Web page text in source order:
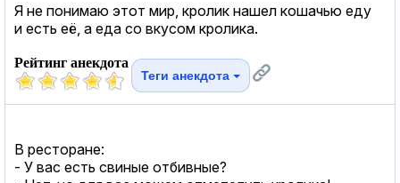
Я не понимаю этот мир, кролик нашел кошачью еду
и есть её, а еда со вкусом кролика.
Рейтинг анекдота
Теги анекдота
В ресторане:
- У вас есть свиные отбивные?